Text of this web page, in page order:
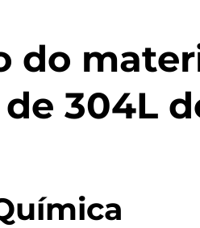
do
304L